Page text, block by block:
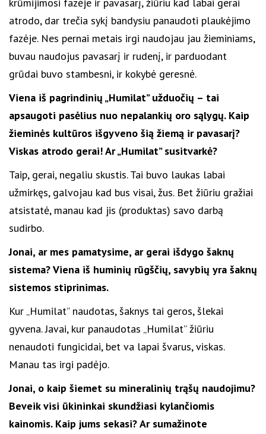
krūmijimosi fazėje ir pavasarį, žiūriu kad labai gerai
atrodo, dar trečia sykį bandysiu panaudoti plaukėjimo
fazėje. Nes pernai metais irgi naudojau jau žieminiams,
buvau naudojus pavasarį ir rudenį, ir parduodant
grūdai buvo stambesni, ir kokybė geresnė.
Viena iš pagrindinių „Humilat” užduočių – tai
apsaugoti pasėlius nuo nepalankių oro sąlygų. Kaip
žieminės kultūros išgyveno šią žiemą ir pavasarį?
Viskas atrodo gerai! Ar „Humilat” susitvarkė?
Taip, gerai, negaliu skustis. Tai buvo laukas labai
užmirkęs, galvojau kad bus visai, žus. Bet žiūriu gražiai
atsistatė, manau kad jis (produktas) savo darbą
sudirbo.
Jonai, ar mes pamatysime, ar gerai išdygo šaknų
sistema? Viena iš huminių rūgščių, savybių yra šaknų
sistemos stiprinimas.
Kur „Humilat” naudotas, šaknys tai geros, šlekai
gyvena. Javai, kur panaudotas „Humilat” žiūriu
nenaudoti fungicidai, bet va lapai švarus, viskas.
Manau tas irgi padėjo.
Jonai, o kaip šiemet su mineralinių trąšų naudojimu?
Beveik visi ūkininkai skundžiasi kylančiomis
kainomis. Kaip jums sekasi? Ar sumažinote